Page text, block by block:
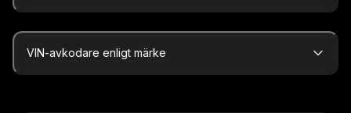
VIN-avkodare enligt märke